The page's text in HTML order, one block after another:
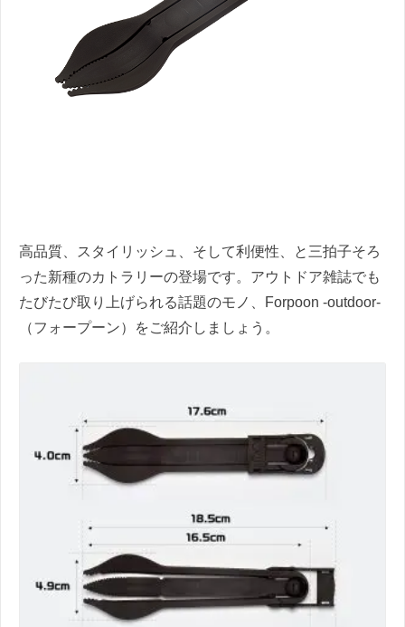
高品質、スタイリッシュ、そして利便性、と三拍子そろ
った新種のカトラリーの登場です。アウトドア雑誌でも
たびたび取り上げられる話題のモノ、Forpoon -outdoor-
（フォープーン）をご紹介しましょう。